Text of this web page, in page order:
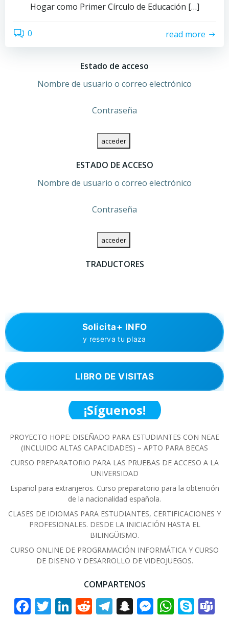
Hogar como Primer Círculo de Educación […]
0 read more
Estado de acceso
Nombre de usuario o correo electrónico
Contraseña
ESTADO DE ACCESO
Nombre de usuario o correo electrónico
Contraseña
TRADUCTORES
Solicita+ INFO
y reserva tu plaza
LIBRO DE VISITAS
¡Síguenos!
PROYECTO HOPE: DISEÑADO PARA ESTUDIANTES CON NEAE
(INCLUIDO ALTAS CAPACIDADES) – APTO PARA BECAS
CURSO PREPARATORIO PARA LAS PRUEBAS DE ACCESO A LA
UNIVERSIDAD
Español para extranjeros. Curso preparatorio para la obtención
de la nacionalidad española.
CLASES DE IDIOMAS PARA ESTUDIANTES, CERTIFICACIONES Y
PROFESIONALES. DESDE LA INICIACIÓN HASTA EL
BILINGÜISMO.
CURSO ONLINE DE PROGRAMACIÓN INFORMÁTICA Y CURSO
DE DISEÑO Y DESARROLLO DE VIDEOJUEGOS.
COMPARTENOS
Facebook
Twitter
LinkedIn
Reddit
Telegram
Snapchat